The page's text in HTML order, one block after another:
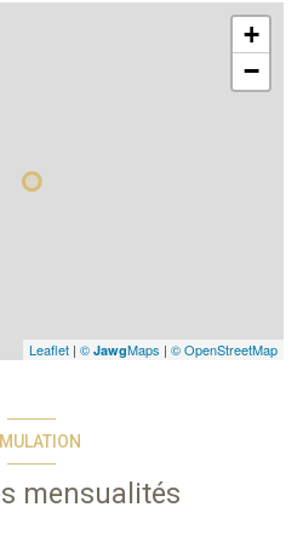
+
−
Leaflet | © JawgMaps | © OpenStreetMap
mensualités